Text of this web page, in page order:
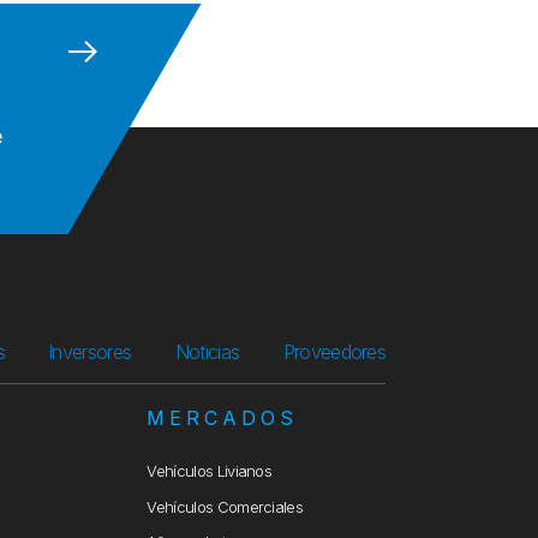
Inversores Noticias Proveedores
MERCADOS
Vehículos Livianos
Vehículos Comerciales